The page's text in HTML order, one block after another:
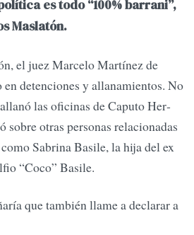
es todo “100% barrani”,
Maslatón.
el juez Marcelo Martínez de
detenciones y allana­mientos. No
las oficinas de Caputo Her­
sobre otras personas relacionadas
Sabrina Basile, la hija del ex
“Co­co” Basile.
que también llame a declarar a